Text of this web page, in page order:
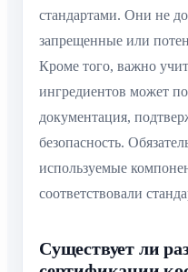
стандартами. Они не
запрещенные или
Кроме того, важно
ингредиентов может
документация,
безопасность.
используемые
соответствовали
Существует ли